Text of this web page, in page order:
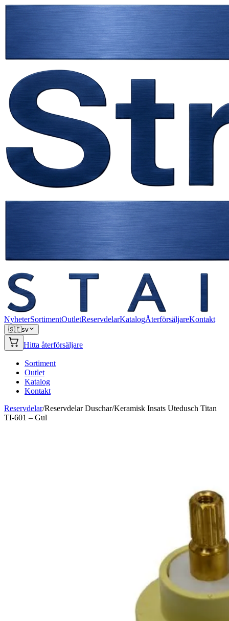
NyheterSortimentOutletReservdelarKatalogÅterförsäljareKontakt
🇸🇪sv
Hitta återförsäljare
Sortiment
Outlet
Katalog
Kontakt
Reservdelar/Reservdelar Duschar/Keramisk Insats Utedusch Titan
TI-601 – Gul